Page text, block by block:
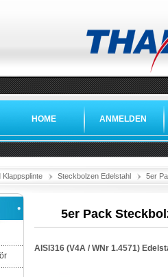
HOME ANMELDEN
Steckbolzen Edelstahl 5er
5er Pack
AISI316 (V4A / WNr 1.4571)